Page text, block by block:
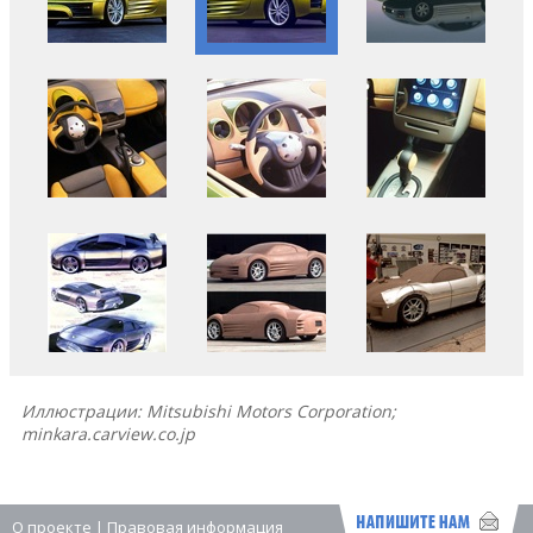
Иллюстрации: Mitsubishi Motors Corporation;
minkara.carview.co.jp
О проекте | Правовая информация